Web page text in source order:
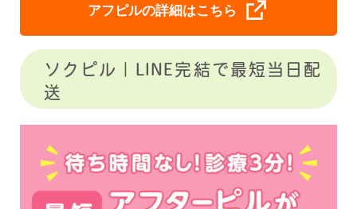
アフピルの詳細はこちら
ソクピル｜LINE完結で最短当日配
送